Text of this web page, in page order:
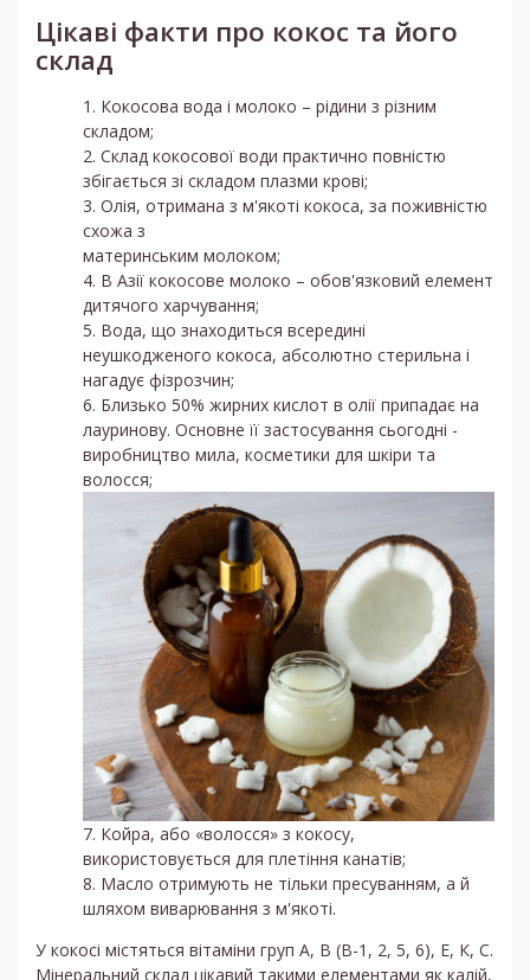
Цікаві факти про кокос та його
склад
Кокосова вода і молоко – рідини з різним
складом;
Склад кокосової води практично повністю
збігається зі складом плазми крові;
Олія, отримана з м'якоті кокоса, за поживністю
схожа з
материнським молоком;
В Азії кокосове молоко – обов'язковий елемент
дитячого харчування;
Вода, що знаходиться всередині
неушкодженого кокоса, абсолютно стерильна і
нагадує фізрозчин;
Близько 50% жирних кислот в олії припадає на
лауринову. Основне її застосування сьогодні -
виробництво мила, косметики для шкіри та
волосся;
Койра, або «волосся» з кокосу,
використовується для плетіння канатів;
Масло отримують не тільки пресуванням, а й
шляхом виварювання з м'якоті.
У кокосі містяться вітаміни груп А, В (В-1, 2, 5, 6), Е, К, С.
Мінеральний склад цікавий такими елементами як калій,